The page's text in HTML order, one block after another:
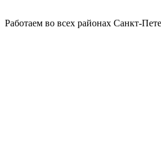
Работаем во всех районах Санкт-